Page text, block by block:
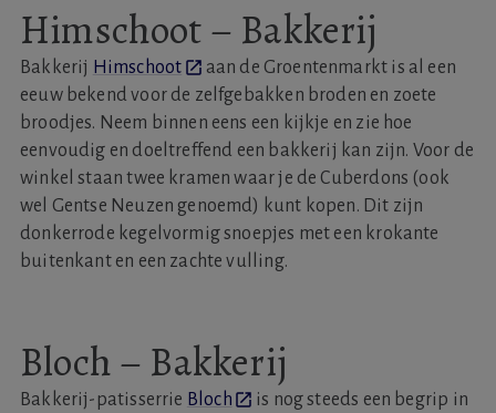
Himschoot – Bakkerij
Bakkerij Himschoot
aan de Groentenmarkt is al een
eeuw bekend voor de zelfgebakken broden en zoete
broodjes. Neem binnen eens een kijkje en zie hoe
eenvoudig en doeltreffend een bakkerij kan zijn. Voor de
winkel staan twee kramen waar je de Cuberdons (ook
wel Gentse Neuzen genoemd) kunt kopen. Dit zijn
donkerrode kegelvormig snoepjes met een krokante
buitenkant en een zachte vulling.
Bloch – Bakkerij
Bakkerij-patisserrie Bloch
is nog steeds een begrip in